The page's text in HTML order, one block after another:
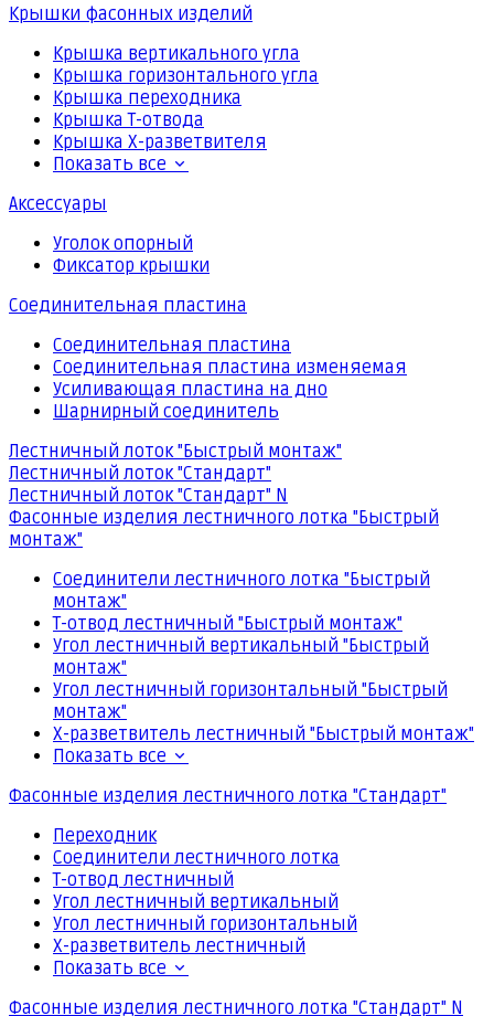
Крышки фасонных изделий
Крышка вертикального угла
Крышка горизонтального угла
Крышка переходника
Крышка Т-отвода
Крышка Х-разветвителя
Показать все
Аксессуары
Уголок опорный
Фиксатор крышки
Соединительная пластина
Соединительная пластина
Соединительная пластина изменяемая
Усиливающая пластина на дно
Шарнирный соединитель
Лестничный лоток "Быстрый монтаж"
Лестничный лоток "Стандарт"
Лестничный лоток "Стандарт" N
Фасонные изделия лестничного лотка "Быстрый
монтаж"
Соединители лестничного лотка "Быстрый
монтаж"
Т-отвод лестничный "Быстрый монтаж"
Угол лестничный вертикальный "Быстрый
монтаж"
Угол лестничный горизонтальный "Быстрый
монтаж"
Х-разветвитель лестничный "Быстрый монтаж"
Показать все
Фасонные изделия лестничного лотка "Стандарт"
Переходник
Соединители лестничного лотка
Т-отвод лестничный
Угол лестничный вертикальный
Угол лестничный горизонтальный
Х-разветвитель лестничный
Показать все
Фасонные изделия лестничного лотка "Стандарт" N